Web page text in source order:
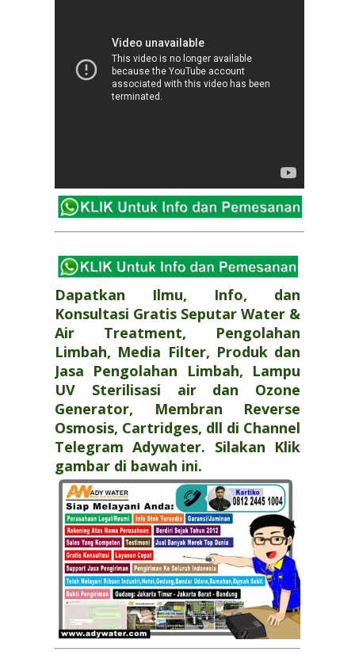
Dapatkan Ilmu, Info, dan
Konsultasi Gratis Seputar Water &
Air Treatment, Pengolahan
Limbah, Media Filter, Produk dan
Jasa Pengolahan Limbah, Lampu
UV Sterilisasi air dan Ozone
Generator, Membran Reverse
Osmosis, Cartridges, dll di Channel
Telegram Adywater. Silakan Klik
gambar di bawah ini.